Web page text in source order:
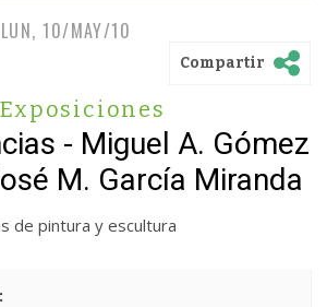
LUN, 10/MAY/10
Compartir
Exposiciones
- Miguel A. Gómez
M. García Miranda
de pintura y escultura